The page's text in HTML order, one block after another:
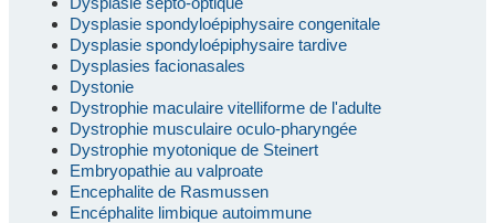
Dysplasie spondyloépiphysaire congenitale
Dysplasie spondyloépiphysaire tardive
Dysplasies facionasales
Dystonie
Dystrophie maculaire vitelliforme de l'adulte
Dystrophie musculaire oculo-pharyngée
Dystrophie myotonique de Steinert
Embryopathie au valproate
Encephalite de Rasmussen
Encéphalite limbique autoimmune